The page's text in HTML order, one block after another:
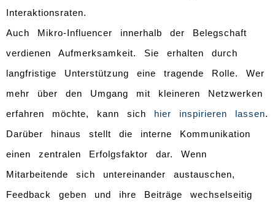
Interaktionsraten.
Auch Mikro-Influencer innerhalb der Belegschaft
verdienen Aufmerksamkeit. Sie erhalten durch
langfristige Unterstützung eine tragende Rolle. Wer
mehr über den Umgang mit kleineren Netzwerken
erfahren möchte, kann sich hier inspirieren lassen.
Darüber hinaus stellt die interne Kommunikation
einen zentralen Erfolgsfaktor dar. Wenn
Mitarbeitende sich untereinander austauschen,
Feedback geben und ihre Beiträge wechselseitig